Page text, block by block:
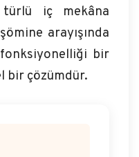
türlü iç mekâna
arayışında
bir
bir çözümdür.